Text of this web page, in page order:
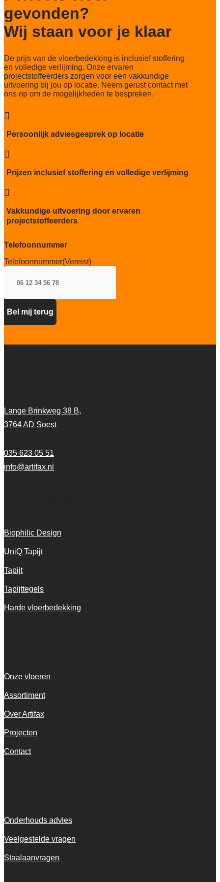
Totaal gwicht
4365 gr/m2
Lichtechtheid NF EN ISO 105-B02
Slijtvastheid NF EN 1307
klasse 33 LC2 + Rolstoel A
Thermische weerstand
0.17 m2C / W
Kwaliteitslabel GUT
Sterk
Project gebruik
gevonden?
Wij staan voor je klaar
De prijs van de vloerbedekking is inclusief stoffering
en volledige verlijming. Onze ervaren
projectstoffeerders zorgen voor een vakkundige
uitvoering bij jou op locatie. Neem gerust contact met
ons op om de mogelijkheden te bespreken.

Persoonlijk adviesgesprek op locatie

Prijzen inclusief stoffering en volledige verlijming

Vakkundige uitvoering door ervaren
projectstoffeerders
Telefoonnummer
Telefoonnummer(Vereist)
Lange Brinkweg 38 B,
3764 AD Soest
035 623 05 51
info@artifax.nl
Biophilic Design
UniQ Tapijt
Tapijt
Tapijttegels
Harde vloerbedekking
Onze vloeren
Assortiment
Over Artifax
Projecten
Contact
Onderhouds advies
Veelgestelde vragen
Staalaanvragen